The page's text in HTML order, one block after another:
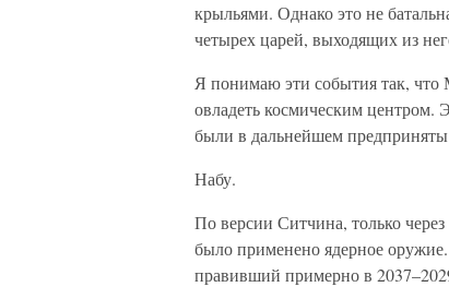
крыльями. Однако это не
четырех царей, выходящих из
Я понимаю эти события так,
овладеть космическим центром.
были в дальнейшем
Набу.
По версии Ситчина, только
было применено ядерное
правивший примерно в